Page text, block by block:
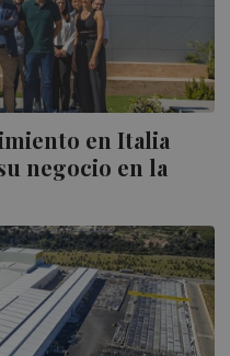
en Italia
negocio en la